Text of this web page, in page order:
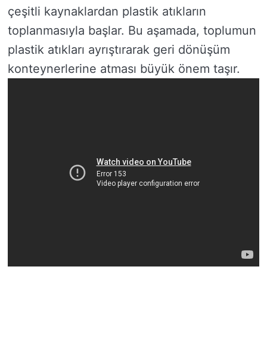
çeşitli kaynaklardan plastik atıkların
toplanmasıyla başlar. Bu aşamada, toplumun
plastik atıkları ayrıştırarak geri dönüşüm
konteynerlerine atması büyük önem taşır.